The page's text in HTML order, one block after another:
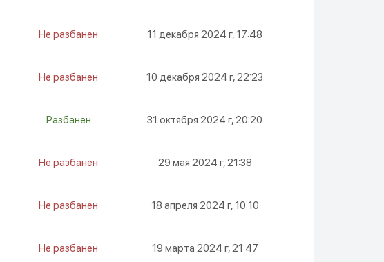
Не разбанен 11 декабря 2024 г, 17:48
Не разбанен 10 декабря 2024 г, 22:23
Разбанен 31 октября 2024 г, 20:20
Не разбанен 29 мая 2024 г, 21:38
Не разбанен 18 апреля 2024 г, 10:10
Не разбанен 19 марта 2024 г, 21:47